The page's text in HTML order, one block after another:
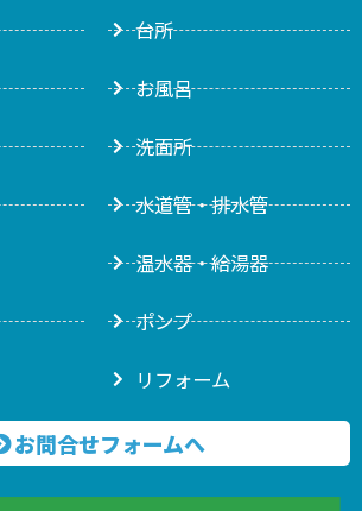
台所
お風呂
洗面所
水道管・排水管
温水器・給湯器
ポンプ
リフォーム
お問合せフォームへ